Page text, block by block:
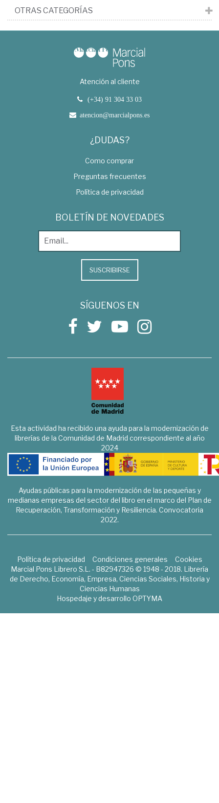
OTRAS CATEGORÍAS
Atención al cliente
(+34) 91 304 33 03
atencion@marcialpons.es
¿DUDAS?
Como comprar
Preguntas frecuentes
Política de privacidad
BOLETÍN DE NOVEDADES
SUSCRIBIRSE
SÍGUENOS EN
Esta actividad ha recibido una ayuda para la modernización de
librerías de la Comunidad de Madrid correspondiente al año
2024
Ayudas públicas para la modernización de las pequeñas y
medianas empresas del sector del libro en el marco del Plan de
Recuperación, Transformación y Resiliencia. Convocatoria
2022.
Política de privacidad Condiciones generales
Cookies
Marcial Pons Librero S.L. - B82947326 © 1948 - 2018. Librería
de Derecho, Economía, Empresa, Ciencias Sociales, Historia y
Ciencias Humanas
Hospedaje y desarrollo OPTYMA